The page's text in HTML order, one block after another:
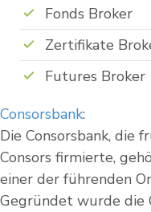
Fonds Broker
Zertifikate
Futures Broker
Consorsbank:
Die Consorsbank, die
Consors firmierte,
einer der führenden
Gegründet wurde die